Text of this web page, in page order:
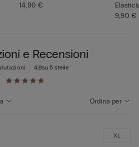
14,90 €
9,90 €
e Recensioni
4,9su 5 stelle
Ordina per
XL